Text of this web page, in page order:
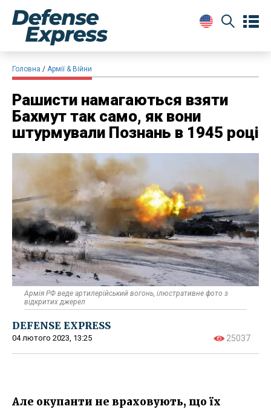
Головна Армії & Війни
Рашисти намагаються взяти
Бахмут так само, як вони
штурмували Познань в 1945 році
Армія РФ веде артилерійський вогонь, ілюстративне фото з
відкритих джерел
DEFENSE EXPRESS
04 лютого 2023, 13:25 25037
Але окупанти не враховують, що їх